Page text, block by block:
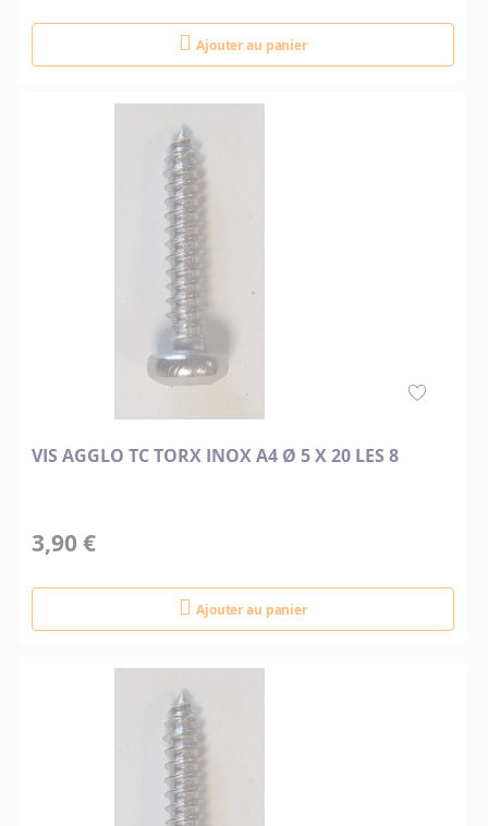
Ajouter au panier
VIS AGGLO TC TORX INOX A4 Ø 5 X 20 LES 8
3,90 €
Ajouter au panier